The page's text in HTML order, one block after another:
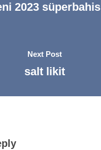
2023 süperbahis
Next Post
salt likit